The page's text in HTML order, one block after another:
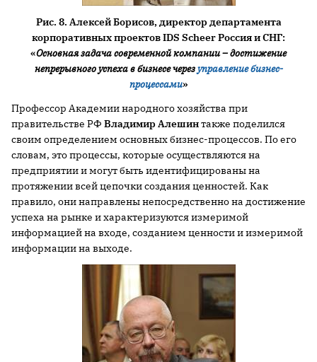
Рис. 8. Алексей Борисов, директор департамента
корпоративных проектов IDS Scheer Россия и СНГ:
«Основная задача современной компании – достижение
непрерывного успеха в бизнесе черезуправление бизнес-
процессами»
Профессор Академии народного хозяйства при
правительстве РФ Владимир Алешинтакже поделился
своим определением основных бизнес-процессов. По его
словам, это процессы, которые осуществляются на
предприятии и могут быть идентифицированы на
протяжении всей цепочки создания ценностей. Как
правило, они направлены непосредственно на достижение
успеха на рынке и характеризуются измеримой
информацией на входе, созданием ценности и измеримой
информации на выходе.